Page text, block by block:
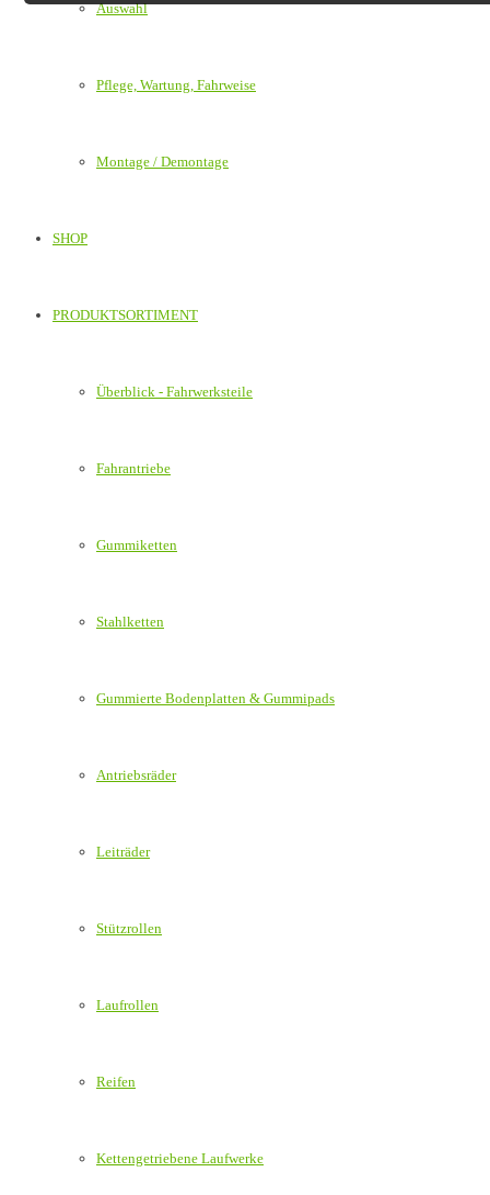
Auswahl
Pflege, Wartung, Fahrweise
Montage / Demontage
SHOP
PRODUKTSORTIMENT
Überblick - Fahrwerksteile
Fahrantriebe
Gummiketten
Stahlketten
Gummierte Bodenplatten & Gummipads
Antriebsräder
Leiträder
Stützrollen
Laufrollen
Reifen
Kettengetriebene Laufwerke